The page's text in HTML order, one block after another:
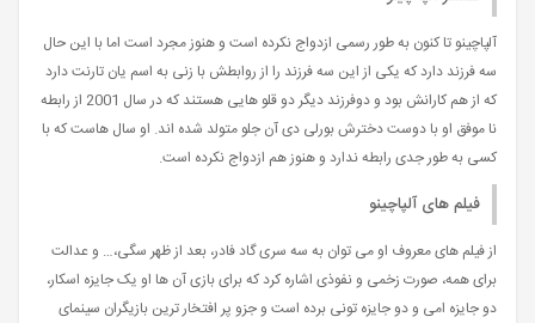
آلپاچینو تا کنون به طور رسمی ازدواج نکرده است و هنوز مجرد است اما با این حال
سه فرزند دارد که یکی از این سه فرزند را از روابطش با زنی به اسم یان تارنت دارد
که از هم کارانش بود و دوفرزند دیگر دو قلو هایی هستند که در سال 2001 از رابطه
نا موفق او با دوست دخترش بورلی دی آن جلو متولد شده اند. او سال هاست که با
کسی به طور جدی رابطه ندارد و هنوز هم ازدواج نکرده است.
فیلم های آلپاچینو
از فیلم های معروف او می توان به سه سری گاد فادر، بعد از ظهر سگی،… و عدالت
برای همه، صورت زخمی و نفوذی اشاره کرد که برای بازی آن ها او یک جایزه اسکار،
دو جایزه امی و دو جایزه تونی برده است و جزو پر افتخار ترین بازیگران سینمای